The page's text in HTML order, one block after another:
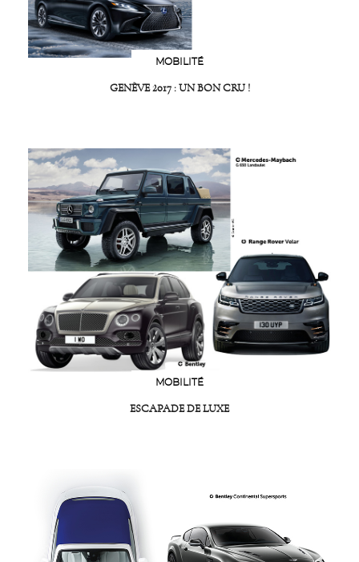
MOBILITÉ
GENÈVE 2017 : UN BON CRU !
MOBILITÉ
ESCAPADE DE LUXE